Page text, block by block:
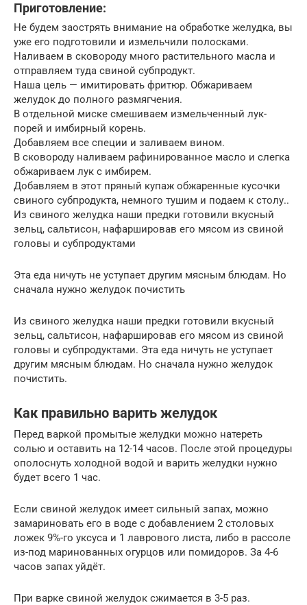
Приготовление:
Не будем заострять внимание на обработке желудка, вы
уже его подготовили и измельчили полосками.
Наливаем в сковороду много растительного масла и
отправляем туда свиной субпродукт.
Наша цель — имитировать фритюр. Обжариваем
желудок до полного размягчения.
В отдельной миске смешиваем измельченный лук-
порей и имбирный корень.
Добавляем все специи и заливаем вином.
В сковороду наливаем рафинированное масло и слегка
обжариваем лук с имбирем.
Добавляем в этот пряный купаж обжаренные кусочки
свиного субпродукта, немного тушим и подаем к столу..
Из свиного желудка наши предки готовили вкусный
зельц, сальтисон, нафаршировав его мясом из свиной
головы и субпродуктами
Эта еда ничуть не уступает другим мясным блюдам. Но
сначала нужно желудок почистить
Из свиного желудка наши предки готовили вкусный
зельц, сальтисон, нафаршировав его мясом из свиной
головы и субпродуктами. Эта еда ничуть не уступает
другим мясным блюдам. Но сначала нужно желудок
почистить.
Как правильно варить желудок
Перед варкой промытые желудки можно натереть
солью и оставить на 12-14 часов. После этой процедуры
ополоснуть холодной водой и варить желудки нужно
будет всего 1 час.
Если свиной желудок имеет сильный запах, можно
замариновать его в воде с добавлением 2 столовых
ложек 9%-го уксуса и 1 лаврового листа, либо в рассоле
из-под маринованных огурцов или помидоров. За 4-6
часов запах уйдёт.
При варке свиной желудок сжимается в 3-5 раз.